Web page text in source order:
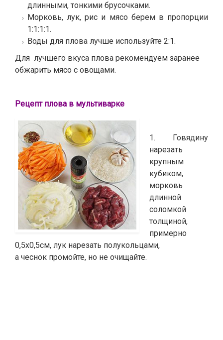
длинными, тонкими брусочками.
Морковь, лук, рис и мясо берем в пропорции
1:1:1:1.
Воды для плова лучше используйте 2:1.
Для лучшего вкуса плова рекомендуем заранее
обжарить мясо с овощами.
Рецепт плова в мультиварке
1. Говядину
нарезать
крупным
кубиком,
морковь
длинной
соломкой
толщиной,
примерно
0,5х0,5см, лук нарезать полукольцами,
а чеснок промойте, но не очищайте.